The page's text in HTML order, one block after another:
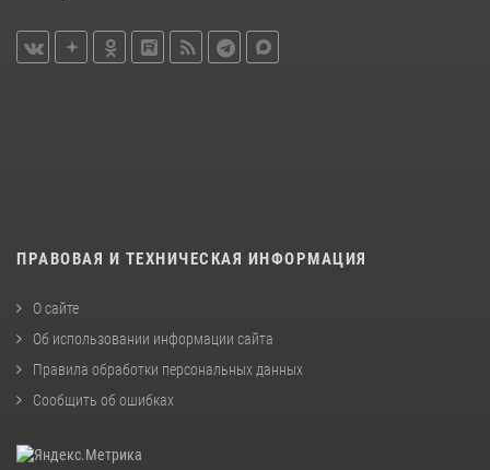
ПРАВОВАЯ И ТЕХНИЧЕСКАЯ ИНФОРМАЦИЯ
О сайте
Об использовании информации сайта
Правила обработки персональных данных
Сообщить об ошибках